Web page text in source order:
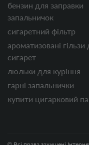
бензин для заправки
запальничок
сигаретний фільтр
ароматизовані гільзи
сигарет
люльки для куріння
гарні запальнички
купити цигарковий